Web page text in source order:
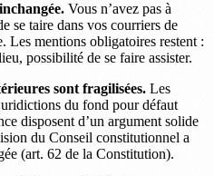
Vous n’avez pas à
se taire dans vos courriers de
Les mentions obligatoires restent :
possibilité de se faire assister.
sont fragilisées. Les
du fond pour défaut
disposent d’un argument solide
du Conseil constitutionnel a
(art. 62 de la Constitution).